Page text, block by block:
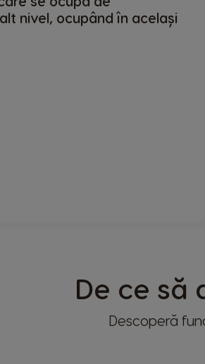
nivel, ocupând în același
De ce să
Descoperă